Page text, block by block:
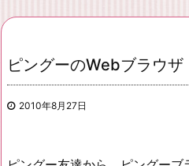
ピングーのWebブラウザ
2010年8月27日